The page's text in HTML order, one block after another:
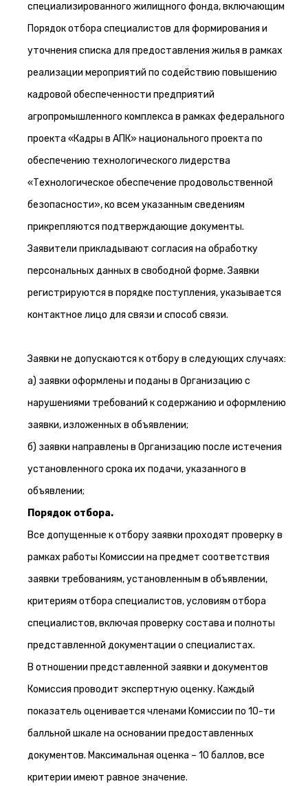
специализированного жилищного фонда, включающим
Порядок отбора специалистов для формирования и
уточнения списка для предоставления жилья в рамках
реализации мероприятий по содействию повышению
кадровой обеспеченности предприятий
агропромышленного комплекса в рамках федерального
проекта «Кадры в АПК» национального проекта по
обеспечению технологического лидерства
«Технологическое обеспечение продовольственной
безопасности», ко всем указанным сведениям
прикрепляются подтверждающие документы.
Заявители прикладывают согласия на обработку
персональных данных в свободной форме. Заявки
регистрируются в порядке поступления, указывается
контактное лицо для связи и способ связи.
Заявки не допускаются к отбору в следующих случаях:
а) заявки оформлены и поданы в Организацию с
нарушениями требований к содержанию и оформлению
заявки, изложенных в объявлении;
б) заявки направлены в Организацию после истечения
установленного срока их подачи, указанного в
объявлении;
Порядок отбора.
Все допущенные к отбору заявки проходят проверку в
рамках работы Комиссии на предмет соответствия
заявки требованиям, установленным в объявлении,
критериям отбора специалистов, условиям отбора
специалистов, включая проверку состава и полноты
представленной документации о специалистах.
В отношении представленной заявки и документов
Комиссия проводит экспертную оценку. Каждый
показатель оценивается членами Комиссии по 10-ти
балльной шкале на основании предоставленных
документов. Максимальная оценка – 10 баллов, все
критерии имеют равное значение.